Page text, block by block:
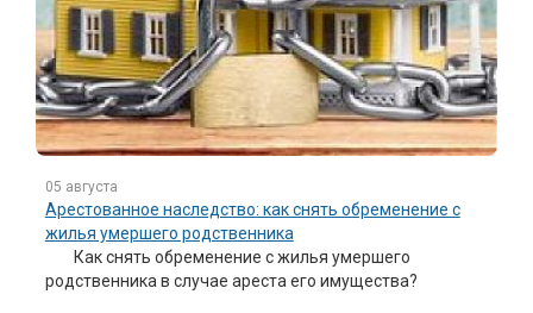
05 августа
Арестованное наследство: как снять обременение с
жилья умершего родственника
Как снять обременение с жилья умершего
родственника в случае ареста его имущества?